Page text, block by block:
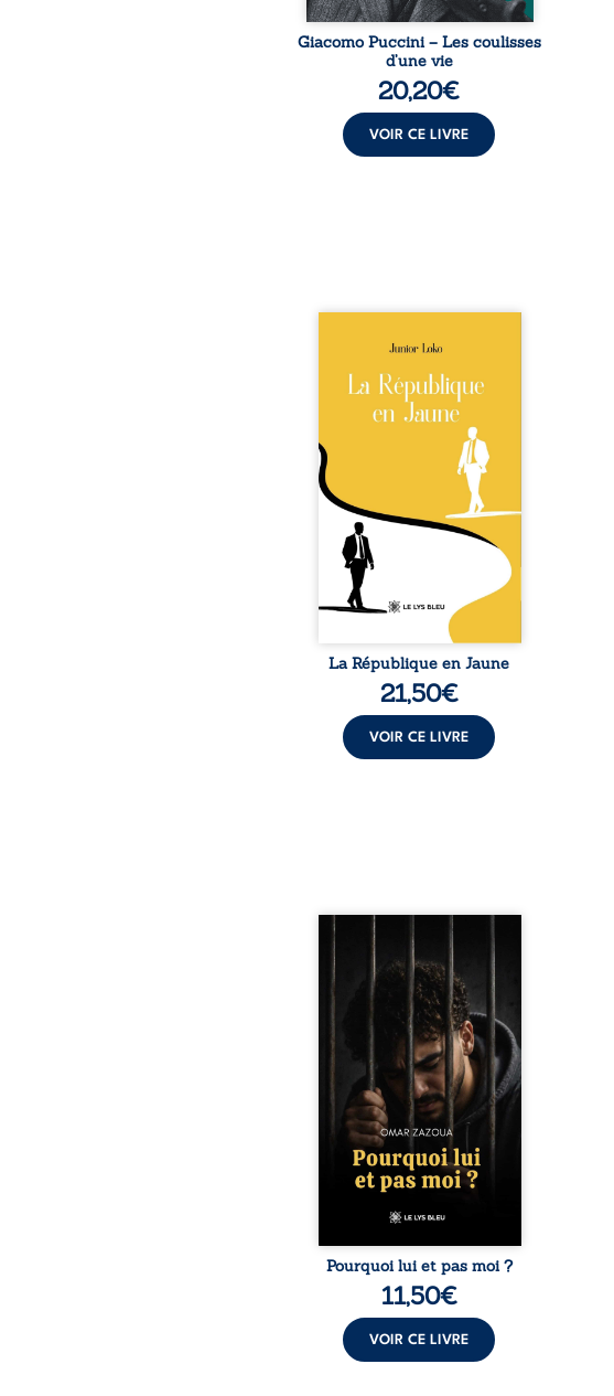
Giacomo Puccini – Les coulisses
d’une vie
20,20€
VOIR CE LIVRE
Congo, la naissance de
jumeaux de races différentes
bouleverse l’ordre établi :
Senior est Noir et Junior est
Blanc, bien que nés d’un
couple de Noirs. Très vite,
l’événement attire les médias
internationaux et transforme
le bébé blanc en une figure
emblématique sacrée, investie,
selon certains, d’une mission
salvatrice. Cependant, sous
couvert de ...
La République en Jaune
21,50€
VOIR CE LIVRE
Pourquoi lui et pas moi ?
raconte le parcours de l’auteur
marqué par les mauvais choix,
la chute et l’épreuve de
l’enfermement. Mais il dévoile
également les espoirs qui lui
ont permis de ne pas renoncer.
Au-delà d’une histoire
personnelle, ce témoignage
interroge le destin, la
responsabilité, la résilience et
la possibilité de se
reconstruire malgré les
obstacles. Un ouvrage ...
Pourquoi lui et pas moi ?
11,50€
VOIR CE LIVRE